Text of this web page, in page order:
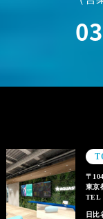
〒
東京
TEL
日